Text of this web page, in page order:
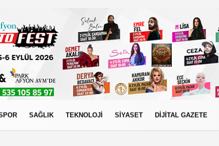
SAĞLIK TEKNOLOJİ SİYASET DİJİTAL GAZETE